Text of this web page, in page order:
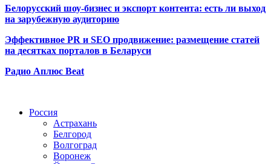
Белорусский шоу-бизнес и экспорт контента: есть ли выход
на зарубежную аудиторию
Эффективное PR и SEO продвижение: размещение статей
на десятках порталов в Беларуси
Радио Аплюс Beat
Россия
Астрахань
Белгород
Волгоград
Воронеж